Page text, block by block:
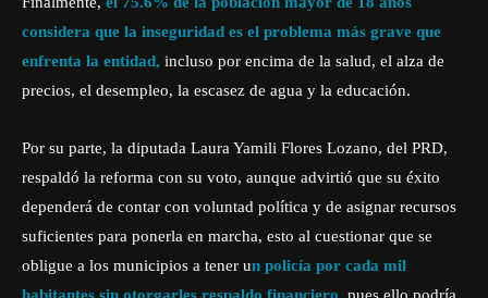
considera que la inseguridad es el problema más grave que
enfrenta la entidad, incluso por encima de la salud, el alza de
precios, el desempleo, la escasez de agua y la educación.
Por su parte, la diputada Laura Yamili Flores Lozano, del PRD,
respaldó la reforma con su voto, aunque advirtió que su éxito
dependerá de contar con voluntad política y de asignar recursos
suficientes para ponerla en marcha, esto al cuestionar que se
obligue a los municipios a tener un policía por cada mil
habitantes sin otorgarles respaldo financiero, pues ello podría